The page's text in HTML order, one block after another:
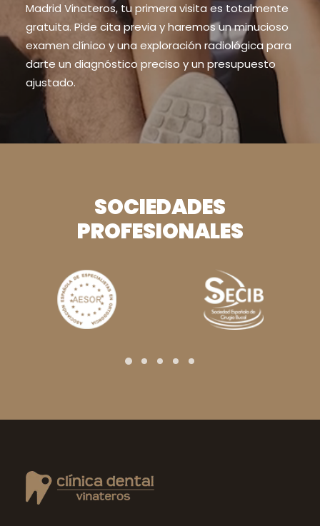
Madrid Vinateros, tu primera visita es totalmente
gratuita. Pide cita previa y haremos un minucioso
examen clínico y una exploración radiológica para
darte un diagnóstico preciso y un presupuesto
ajustado.
SOCIEDADES
PROFESIONALES